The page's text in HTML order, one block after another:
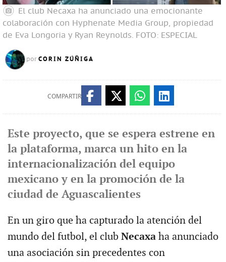
El club Necaxa ha anunciado una emocionante
colaboración con Hyphenate Media Group, propiedad
de Eva Longoria y Ryan Reynolds. FOTO: ESPECIAL
por CORIN ZÚÑIGA
COMPARTIR
Este proyecto, que se espera estrene en
la plataforma, marca un hito en la
internacionalización del equipo
mexicano y en la promoción de la
ciudad de Aguascalientes
En un giro que ha capturado la atención del
mundo del futbol, el club Necaxaha anunciado
una asociación sin precedentes con